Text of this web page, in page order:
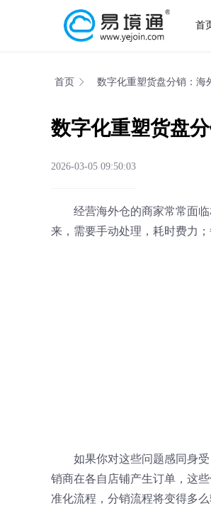
首
首页 数字化重塑货盘分销：海
数字化重塑货盘
2026-03-05 09:50:03
经营海外仓的商家常常面
来，需要手动处理，耗时费力
如果你对这些问题感同身
销商在各自店铺产生订单，这
准化流程，分销流程将变得多么